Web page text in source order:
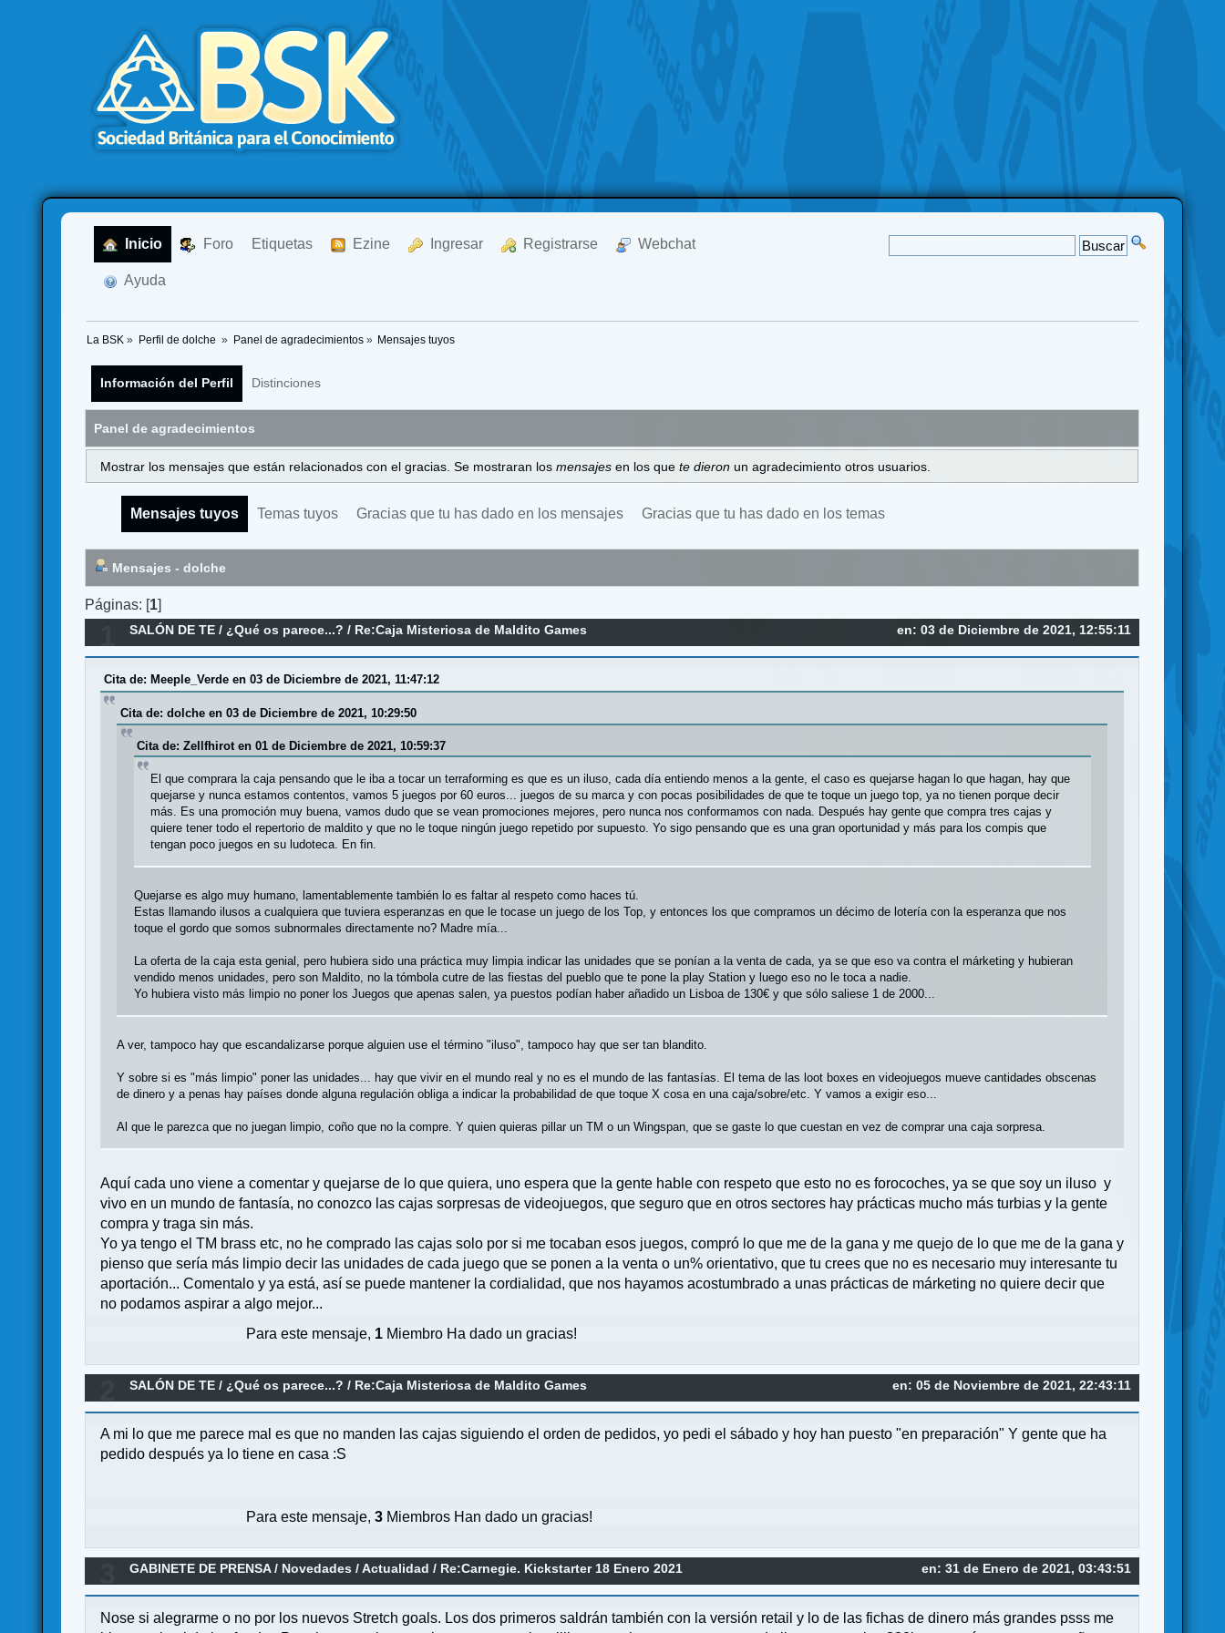
Inicio Foro Etiquetas Ezine Ingresar Registrarse Webchat
Ayuda
La BSK » Perfil de dolche » Panel de agradecimientos» Mensajes tuyos
Información del Perfil Distinciones
Panel de agradecimientos
Mostrar los mensajes que están relacionados con el gracias. Se mostraran los mensajes en los que te dieron un agradecimiento otros usuarios.
Mensajes tuyos Temas tuyos Gracias que tu has dado en los mensajes Gracias que tu has dado en los temas
Mensajes - dolche
Páginas: [1]
en: 03 de Diciembre de 2021, 12:55:11
SALÓN DE TE /¿Qué os parece...? / Re:Caja Misteriosa de Maldito Games
Cita de: Meeple_Verde en 03 de Diciembre de 2021, 11:47:12
Cita de: dolche en 03 de Diciembre de 2021, 10:29:50
Cita de: Zellfhirot en 01 de Diciembre de 2021, 10:59:37
El que comprara la caja pensando que le iba a tocar un terraforming es que es un iluso, cada día entiendo menos a la gente, el caso es quejarse hagan lo que hagan, hay que
quejarse y nunca estamos contentos, vamos 5 juegos por 60 euros... juegos de su marca y con pocas posibilidades de que te toque un juego top, ya no tienen porque decir
más. Es una promoción muy buena, vamos dudo que se vean promociones mejores, pero nunca nos conformamos con nada. Después hay gente que compra tres cajas y
quiere tener todo el repertorio de maldito y que no le toque ningún juego repetido por supuesto. Yo sigo pensando que es una gran oportunidad y más para los compis que
tengan poco juegos en su ludoteca. En fin.
Quejarse es algo muy humano, lamentablemente también lo es faltar al respeto como haces tú.
Estas llamando ilusos a cualquiera que tuviera esperanzas en que le tocase un juego de los Top, y entonces los que compramos un décimo de lotería con la esperanza que nos
toque el gordo que somos subnormales directamente no? Madre mía...
La oferta de la caja esta genial, pero hubiera sido una práctica muy limpia indicar las unidades que se ponían a la venta de cada, ya se que eso va contra el márketing y hubieran
vendido menos unidades, pero son Maldito, no la tómbola cutre de las fiestas del pueblo que te pone la play Station y luego eso no le toca a nadie.
Yo hubiera visto más limpio no poner los Juegos que apenas salen, ya puestos podían haber añadido un Lisboa de 130€ y que sólo saliese 1 de 2000...
A ver, tampoco hay que escandalizarse porque alguien use el término "iluso", tampoco hay que ser tan blandito.
Y sobre si es "más limpio" poner las unidades... hay que vivir en el mundo real y no es el mundo de las fantasías. El tema de las loot boxes en videojuegos mueve cantidades obscenas
de dinero y a penas hay países donde alguna regulación obliga a indicar la probabilidad de que toque X cosa en una caja/sobre/etc. Y vamos a exigir eso...
Al que le parezca que no juegan limpio, coño que no la compre. Y quien quieras pillar un TM o un Wingspan, que se gaste lo que cuestan en vez de comprar una caja sorpresa.
Aquí cada uno viene a comentar y quejarse de lo que quiera, uno espera que la gente hable con respeto que esto no es forocoches, ya se que soy un iluso y
vivo en un mundo de fantasía, no conozco las cajas sorpresas de videojuegos, que seguro que en otros sectores hay prácticas mucho más turbias y la gente
compra y traga sin más.
Yo ya tengo el TM brass etc, no he comprado las cajas solo por si me tocaban esos juegos, compró lo que me de la gana y me quejo de lo que me de la gana y
pienso que sería más limpio decir las unidades de cada juego que se ponen a la venta o un% orientativo, que tu crees que no es necesario muy interesante tu
aportación... Comentalo y ya está, así se puede mantener la cordialidad, que nos hayamos acostumbrado a unas prácticas de márketing no quiere decir que
no podamos aspirar a algo mejor...
Para este mensaje, 1 Miembro Ha dado un gracias!
en: 05 de Noviembre de 2021, 22:43:11
SALÓN DE TE / ¿Qué os parece...? / Re:Caja Misteriosa de Maldito Games
A mi lo que me parece mal es que no manden las cajas siguiendo el orden de pedidos, yo pedi el sábado y hoy han puesto "en preparación" Y gente que ha
pedido después ya lo tiene en casa :S
Para este mensaje,3 Miembros Han dado un gracias!
en: 31 de Enero de 2021, 03:43:51
GABINETE DE PRENSA/ Novedades / Actualidad / Re:Carnegie. Kickstarter 18 Enero 2021
Nose si alegrarme o no por los nuevos Stretch goals. Los dos primeros saldrán también con la versión retail y lo de las fichas de dinero más grandes psss me